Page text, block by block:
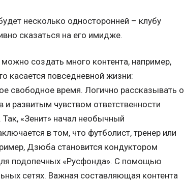
несколько односторонней – клубу
сказаться на его имидже.
создать много контента, например,
касается повседневной жизни:
свободное время. Логично рассказывать о
развитым чувством ответственности
«Зенит» начал необычный
в том, что футболист, тренер или
Дзюба становится кондуктором
подопечных «Русфонда». С помощью
сетях. Важная составляющая контента